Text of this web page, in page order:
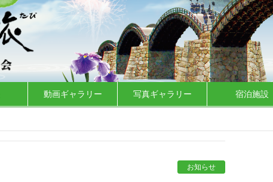
動画ギャラリー 写真ギャラリー 宿泊施設
お知らせ